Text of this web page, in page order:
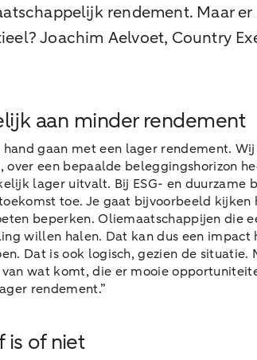
rendement. Maar
Joachim Aelvoet, Country
aan minder rendement
gaan met een lager rendement.
een bepaalde beleggingshorizon
lager uitvalt. Bij ESG- en duurzame
toe. Je gaat bijvoorbeeld
beperken. Oliemaatschappijen die
willen halen. Dat kan dus een impact
Dat is ook logisch, gezien de situatie.
wat komt, die er mooie
rendement.”
is of niet